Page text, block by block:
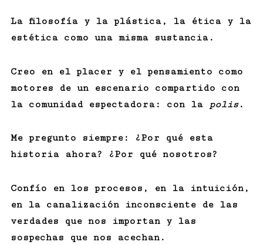
La filosofía y la plástica, la ética y la
estética como una misma sustancia.
Creo en el placer y el pensamiento como
motores de un escenario compartido con
la comunidad espectadora: con la
polis.
Me pregunto siempre: ¿Por qué esta
historia ahora? ¿Por qué nosotros?
Confío en los procesos, en la intuición,
en la canalización inconsciente de las
verdades que nos importan y las
sospechas que nos acechan.